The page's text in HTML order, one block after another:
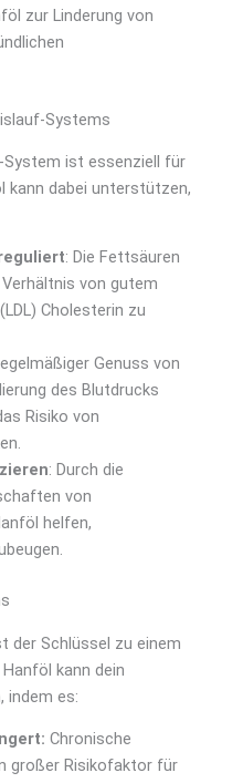
zur Linderung von
Systems
System ist essenziell für
kann dabei unterstützen,
: Die Fettsäuren
von gutem
Cholesterin zu
Genuss von
des Blutdrucks
Risiko von
: Durch die
von
helfen,
der Schlüssel zu einem
kann dein
indem es:
Chronische
großer Risikofaktor für